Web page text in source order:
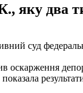
яку два
суд
оскарження